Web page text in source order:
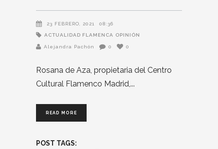
23 FEBRERO, 2021 08:36
ACTUALIDAD FLAMENCA OPINIÓN
Alejandra Pachón 0 0
Rosana de Aza, propietaria del Centro
Cultural Flamenco Madrid,
READ MORE
POST TAGS: